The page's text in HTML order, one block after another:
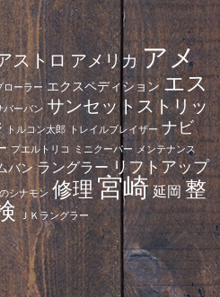
ストロアメリカアメ
ローラー エクスペディション エス
バーバン サンセットストリッ
トルコン太郎 トレイルブレイザー ナビ
プエルトリコ ミニクーパー メンテナンス
バン ラングラーリフトアップ
シナモン 修理宮崎延岡整
ＪＫラングラー